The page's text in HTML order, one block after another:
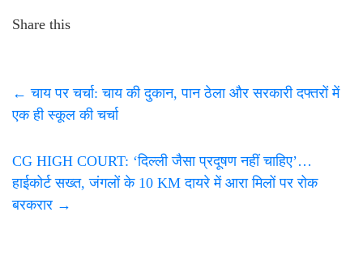
Share this
← चाय पर चर्चा: चाय की दुकान, पान ठेला और सरकारी दफ्तरों में
एक ही स्कूल की चर्चा
CG HIGH COURT: ‘दिल्ली जैसा प्रदूषण नहीं चाहिए’…
हाईकोर्ट सख्त, जंगलों के 10 KM दायरे में आरा मिलों पर रोक
बरकरार →